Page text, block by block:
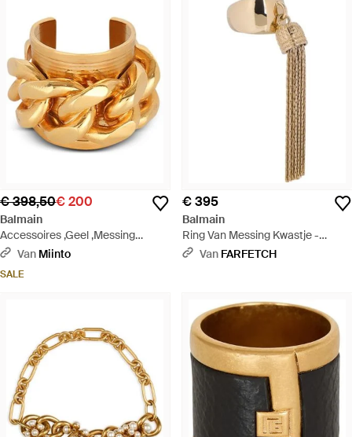
€ 398,50€ 200
Balmain
Accessoires ,Geel ,Messing
Ketting Ring - Metallic
Van Miinto
SALE
€ 395
Balmain
Ring Van Messing Kwastje -
Metallic
Van FARFETCH